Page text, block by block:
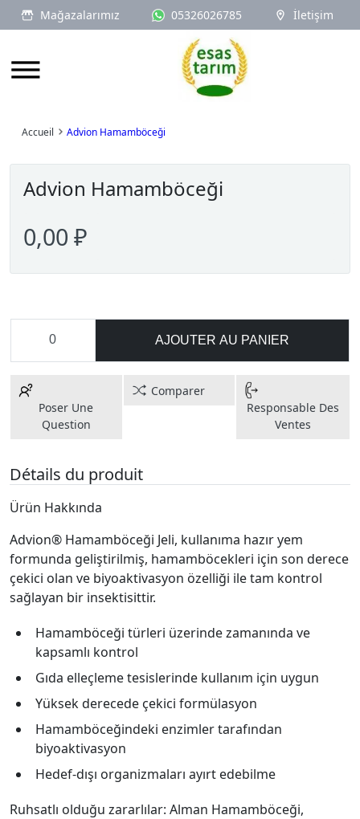
Mağazalarımız 05326026785 İletişim
Logo
Accueil Advion Hamamböceği
Advion Hamamböceği
0,00 ₽
AJOUTER AU PANIER
Poser Une
Question
Comparer
Responsable Des
Ventes
Détails du produit
Ürün Hakkında
Advion® Hamamböceği Jeli, kullanıma hazır yem
formunda geliştirilmiş, hamamböcekleri için son derece
çekici olan ve biyoaktivasyon özelliği ile tam kontrol
sağlayan bir insektisittir.
Hamamböceği türleri üzerinde zamanında ve
kapsamlı kontrol
Gıda elleçleme tesislerinde kullanım için uygun
Yüksek derecede çekici formülasyon
Hamamböceğindeki enzimler tarafından
biyoaktivasyon
Hedef-dışı organizmaları ayırt edebilme
Ruhsatlı olduğu zararlılar: Alman Hamamböceği,